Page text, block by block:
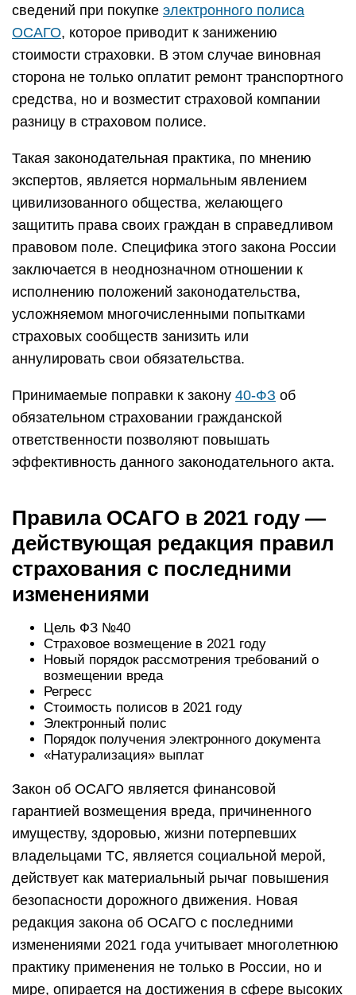
сведений при покупке электронного полиса
ОСАГО, которое приводит к занижению
стоимости страховки. В этом случае виновная
сторона не только оплатит ремонт транспортного
средства, но и возместит страховой компании
разницу в страховом полисе.
Такая законодательная практика, по мнению
экспертов, является нормальным явлением
цивилизованного общества, желающего
защитить права своих граждан в справедливом
правовом поле. Специфика этого закона России
заключается в неоднозначном отношении к
исполнению положений законодательства,
усложняемом многочисленными попытками
страховых сообществ занизить или
аннулировать свои обязательства.
Принимаемые поправки к закону 40-ФЗ об
обязательном страховании гражданской
ответственности позволяют повышать
эффективность данного законодательного акта.
Правила ОСАГО в 2021 году —
действующая редакция правил
страхования с последними
изменениями
Цель ФЗ №40
Страховое возмещение в 2021 году
Новый порядок рассмотрения требований о
возмещении вреда
Регресс
Стоимость полисов в 2021 году
Электронный полис
Порядок получения электронного документа
«Натурализация» выплат
Закон об ОСАГО является финансовой
гарантией возмещения вреда, причиненного
имуществу, здоровью, жизни потерпевших
владельцами ТС, является социальной мерой,
действует как материальный рычаг повышения
безопасности дорожного движения. Новая
редакция закона об ОСАГО с последними
изменениями 2021 года учитывает многолетнюю
практику применения не только в России, но и
мире, опирается на достижения в сфере высоких